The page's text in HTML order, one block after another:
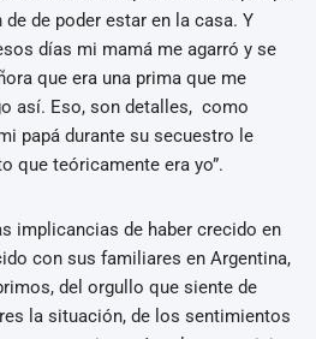
de poder estar en la casa. Y
días mi mamá me agarró y se
que era una prima que me
así. Eso, son detalles, como
papá durante su secuestro le
que teóricamente era yo”.
implicancias de haber crecido en
con sus familiares en Argentina,
del orgullo que siente de
la situación, de los sentimientos